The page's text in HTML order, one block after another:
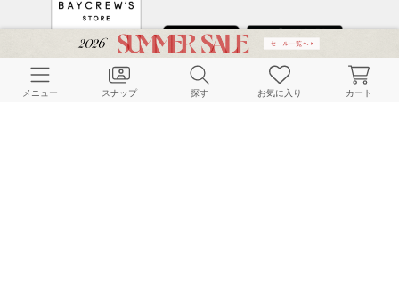
CUSTOMER SERVICE
メニュー スナップ 探す お気に入り カート